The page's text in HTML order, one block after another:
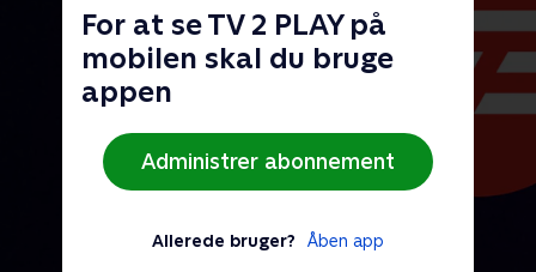
For at se TV 2 PLAY på
mobilen skal du bruge
appen
Administrer abonnement
Allerede bruger? Åben app